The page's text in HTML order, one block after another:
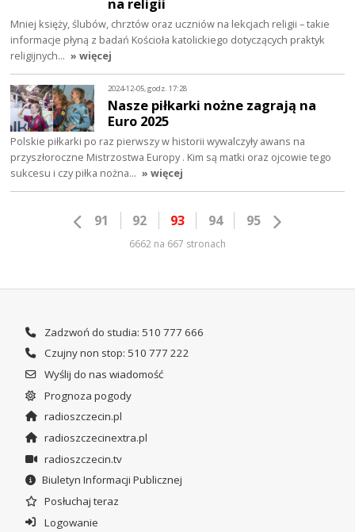
na religii
Mniej księży, ślubów, chrztów oraz uczniów na lekcjach religii – takie
informacje płyną z badań Kościoła katolickiego dotyczących praktyk
religijnych… » więcej
2024-12-05, godz. 17:28
Nasze piłkarki nożne zagrają na
Euro 2025
Polskie piłkarki po raz pierwszy w historii wywalczyły awans na
przyszłoroczne Mistrzostwa Europy . Kim są matki oraz ojcowie tego
sukcesu i czy piłka nożna… » więcej
91 92 93 94 95
6662 na 667 stronach
Zadzwoń do studia: 510 777 666
Czujny non stop: 510 777 222
Wyślij do nas wiadomość
Prognoza pogody
radioszczecin.pl
radioszczecinextra.pl
radioszczecin.tv
Biuletyn Informacji Publicznej
Posłuchaj teraz
Logowanie